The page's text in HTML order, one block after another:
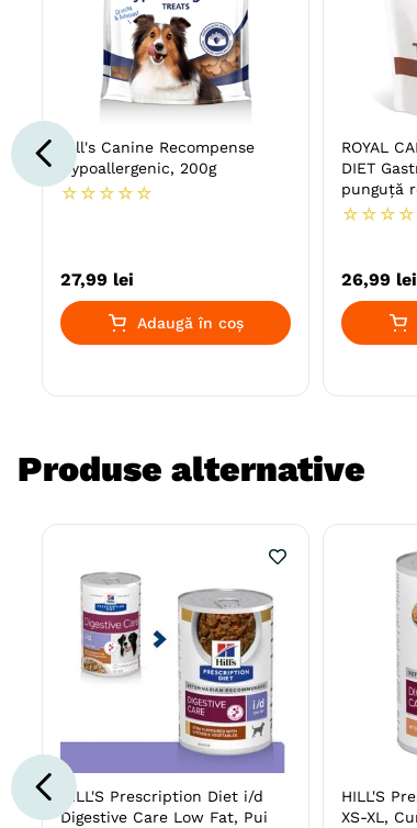
Hill's Canine Recompense
Hypoallergenic, 200g
☆ ☆ ☆ ☆ ☆
27,99 lei
Adaugă în coș
ROYAL
DIET
punguță
☆ ☆ ☆ ☆
26,99 lei
Produse alternative
HILL'S Prescription Diet i/d
Digestive Care Low Fat, Pui
HILL'S
XS-XL,